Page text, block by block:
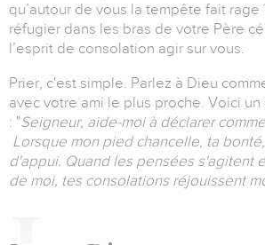
qu’autour de vous la tempête fait rage
réfugier dans les bras de votre Père
l’esprit de consolation agir sur vous.
Prier, c'est simple. Parlez à Dieu
avec votre ami le plus proche. Voici
: "Seigneur, aide-moi à déclarer
Lorsque mon pied chancelle, ta
d'appui. Quand les pensées s'agitent
de moi, tes consolations réjouissent